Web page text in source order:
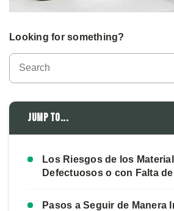
Looking for something?
Jump to...
Los Riesgos de los
Defectuosos o con Falta
Pasos a Seguir de Manera